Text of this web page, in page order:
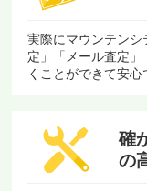
実際にマウンテン
定」「メール査定
くことができて安心
確
の